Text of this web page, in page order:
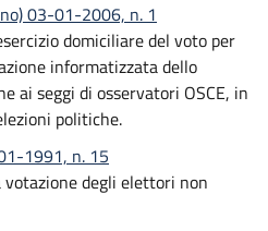
03-01-2006, n. 1
domiciliare del voto per
informatizzata dello
ai seggi di osservatori OSCE, in
politiche.
1991, n. 15
degli elettori non